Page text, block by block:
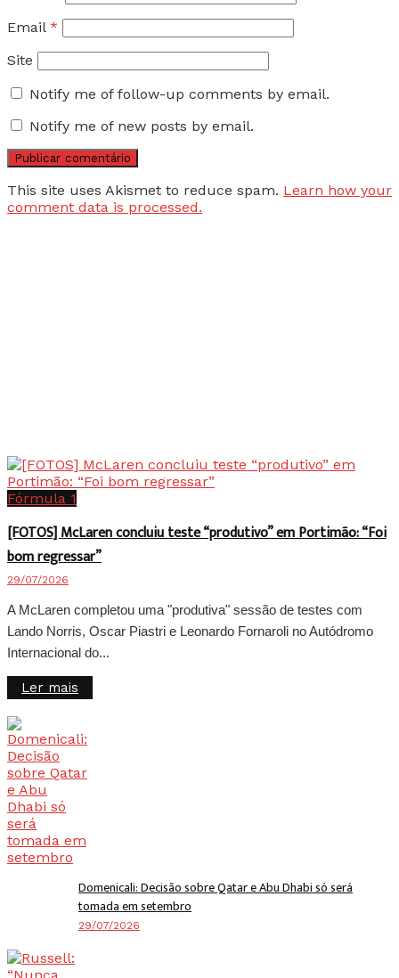
Email *
Site
Notify me of follow-up comments by email.
Notify me of new posts by email.
This site uses Akismet to reduce spam. Learn how your
comment data is processed.
Fórmula 1
[FOTOS] McLaren concluiu teste “produtivo” em Portimão: “Foi
bom regressar”
29/07/2026
A McLaren completou uma "produtiva" sessão de testes com
Lando Norris, Oscar Piastri e Leonardo Fornaroli no Autódromo
Internacional do...
Ler mais
Domenicali: Decisão sobre Qatar e Abu Dhabi só será
tomada em setembro
29/07/2026